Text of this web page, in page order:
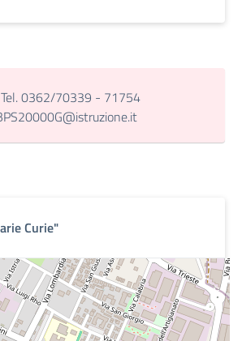
Tel. 0362/70339 - 71754
Curie"